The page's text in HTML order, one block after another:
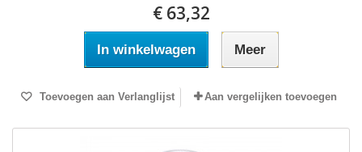
€ 63,32
In winkelwagen Meer
Toevoegen aan Verlanglijst Aan vergelijken toevoegen